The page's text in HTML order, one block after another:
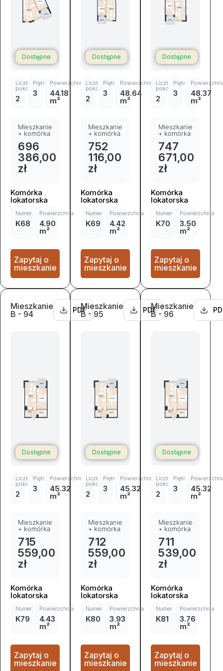
Dostępne
Liczba
pokoi
2
Piętro
3
Powierzchnia
44.18
m²
Mieszkanie
+ komórka
696
386,00
zł
Komórka
lokatorska
Numer
K68
Powierzchnia
4.90
m²
Zapytaj o
mieszkanie
Dostępne
Liczba
pokoi
2
Piętro
3
Powierzchnia
48.64
m²
Mieszkanie
+ komórka
752
116,00
zł
Komórka
lokatorska
Numer
K69
Powierzchnia
4.42
m²
Zapytaj o
mieszkanie
Dostępne
Liczba
pokoi
2
Piętro
3 48.37
m²
Mieszkanie
+ komórka
747
671,00
zł
Komórka
lokatorska
Numer
K70
Powierzchnia
3.50
m²
Zapytaj o
mieszkanie
Mieszkanie
B - 94
PDF
Dostępne
Liczba
pokoi
2
Piętro
3
Powierzchnia
45.32
m²
Mieszkanie
+ komórka
715
559,00
zł
Komórka
lokatorska
Numer
K79
Powierzchnia
4.43
m²
Zapytaj o
mieszkanie
Mieszkanie
B - 95
PDF
Dostępne
Liczba
pokoi
2
Piętro
3
Powierzchnia
45.32
m²
Mieszkanie
+ komórka
712
559,00
zł
Komórka
lokatorska
Numer
K80
Powierzchnia
3.93
m²
Zapytaj o
mieszkanie
Mieszkanie
B - 96
Dostępne
Liczba
pokoi
2
Piętro
3 45.32
m²
Mieszkanie
+ komórka
711
539,00
zł
Komórka
lokatorska
Numer
K81
Powierzchnia
3.76
m²
Zapytaj o
mieszkanie